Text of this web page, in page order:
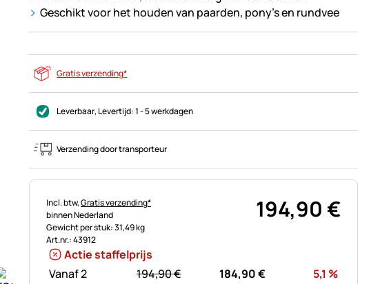
Geschikt voor het houden van paarden, pony's en rundvee
Gratis verzending*
Leverbaar, Levertijd:1 - 5 werkdagen
Verzending door transporteur
Belastinginformatie:
Incl. btw,Gratis verzending*
binnen Nederland
Gewicht per stuk: 31,49 kg
Art.nr.: 43912
194,90€
Actie staffelprijs
Vanaf 2
statt:
194,90€ 184,90€ 5,1 %